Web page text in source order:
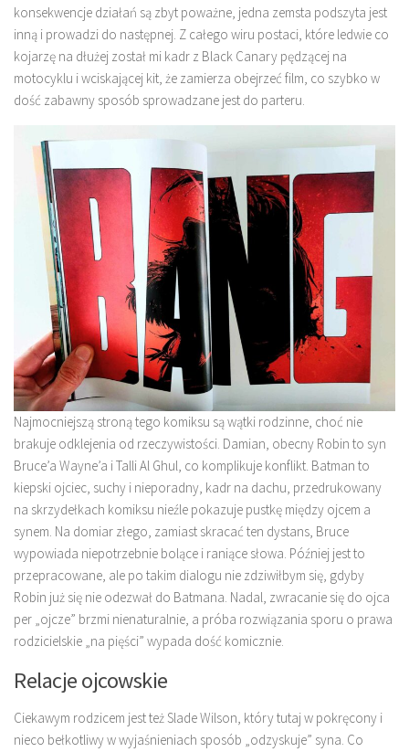
konsekwencje działań są zbyt poważne, jedna zemsta podszyta jest
inną i prowadzi do następnej. Z całego wiru postaci, które ledwie co
kojarzę na dłużej został mi kadr z Black Canary pędzącej na
motocyklu i wciskającej kit, że zamierza obejrzeć film, co szybko w
dość zabawny sposób sprowadzane jest do parteru.
Najmocniejszą stroną tego komiksu są wątki rodzinne, choć nie
brakuje odklejenia od rzeczywistości. Damian, obecny Robin to syn
Bruce’a Wayne’a i Talli Al Ghul, co komplikuje konflikt. Batman to
kiepski ojciec, suchy i nieporadny, kadr na dachu, przedrukowany
na skrzydełkach komiksu nieźle pokazuje pustkę między ojcem a
synem. Na domiar złego, zamiast skracać ten dystans, Bruce
wypowiada niepotrzebnie bolące i raniące słowa. Później jest to
przepracowane, ale po takim dialogu nie zdziwiłbym się, gdyby
Robin już się nie odezwał do Batmana. Nadal, zwracanie się do ojca
per „ojcze” brzmi nienaturalnie, a próba rozwiązania sporu o prawa
rodzicielskie „na pięści” wypada dość komicznie.
Relacje ojcowskie
Ciekawym rodzicem jest też Slade Wilson, który tutaj w pokręcony i
nieco bełkotliwy w wyjaśnieniach sposób „odzyskuje” syna. Co